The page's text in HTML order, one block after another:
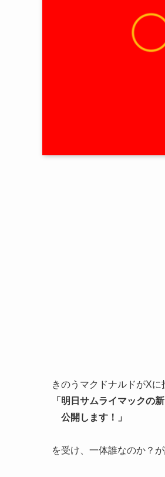
きのうマクドナルドがXに
「明日サムライマックの
公開します！」
を受け、一体誰なのか？が